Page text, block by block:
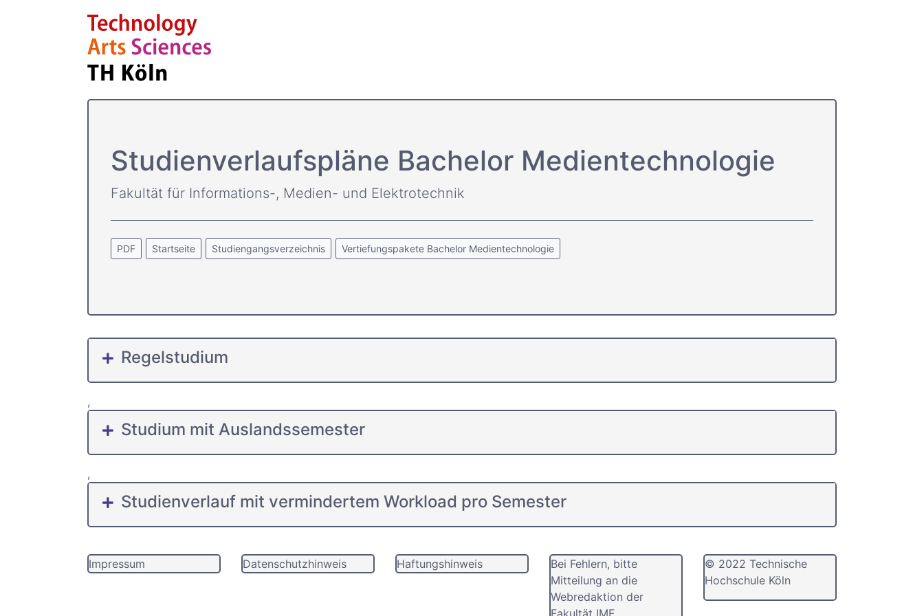
Studienverlaufspläne Bachelor Medientechnologie
Fakultät für Informations-, Medien- und Elektrotechnik
PDF Startseite Studiengangsverzeichnis Vertiefungspakete Bachelor Medientechnologie
Regelstudium
,
Studium mit Auslandssemester
,
Studienverlauf mit vermindertem Workload pro Semester
Impressum Datenschutzhinweis Haftungshinweis
Bei Fehlern, bitte
Mitteilung an die
Webredaktion der
© 2022 Technische
Hochschule Köln